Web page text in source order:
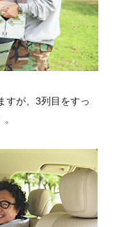
すが、3列目をすっ